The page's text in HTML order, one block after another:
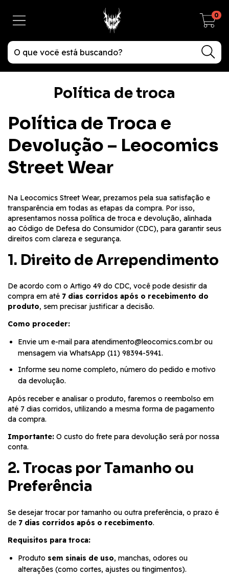
0
Política de troca
Política de Troca e
Devolução – Leocomics
Street Wear
Na Leocomics Street Wear, prezamos pela sua satisfação e
transparência em todas as etapas da compra. Por isso,
apresentamos nossa política de troca e devolução, alinhada
ao Código de Defesa do Consumidor (CDC), para garantir seus
direitos com clareza e segurança.
1. Direito de Arrependimento
De acordo com o Artigo 49 do CDC, você pode desistir da
compra em até 7 dias corridos após o recebimento do
produto, sem precisar justificar a decisão.
Como proceder:
Envie um e-mail para atendimento@leocomics.com.br ou
mensagem via WhatsApp (11) 98394-5941.
Informe seu nome completo, número do pedido e motivo
da devolução.
Após receber e analisar o produto, faremos o reembolso em
até 7 dias corridos, utilizando a mesma forma de pagamento
da compra.
Importante: O custo do frete para devolução será por nossa
conta.
2. Trocas por Tamanho ou
Preferência
Se desejar trocar por tamanho ou outra preferência, o prazo é
de 7 dias corridos após o recebimento.
Requisitos para troca:
Produto sem sinais de uso, manchas, odores ou
alterações (como cortes, ajustes ou tingimentos).